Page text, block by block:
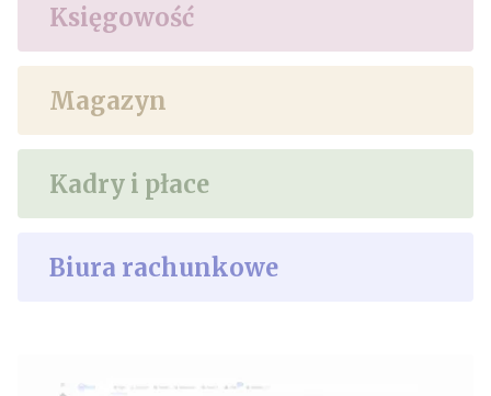
Księgowość
Magazyn
Kadry i płace
Biura rachunkowe